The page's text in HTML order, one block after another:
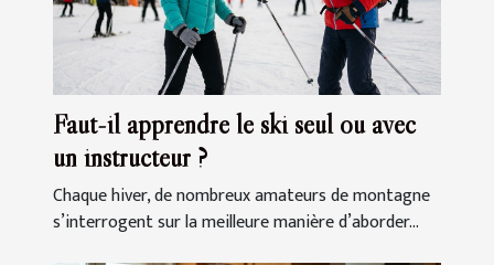
Faut-il apprendre le ski seul ou avec
un instructeur ?
Chaque hiver, de nombreux amateurs de montagne
s’interrogent sur la meilleure manière d’aborder...